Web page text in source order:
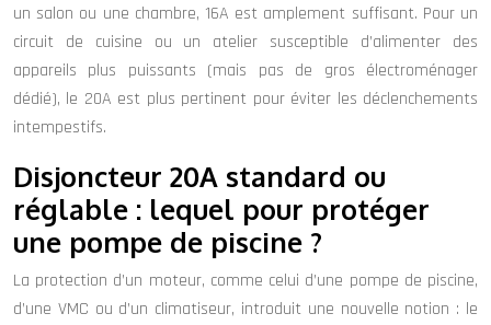
un salon ou une chambre, 16A est amplement suffisant. Pour un
circuit de cuisine ou un atelier susceptible d’alimenter des
appareils plus puissants (mais pas de gros électroménager
dédié), le 20A est plus pertinent pour éviter les déclenchements
intempestifs.
Disjoncteur 20A standard ou
réglable : lequel pour protéger
une pompe de piscine ?
La protection d’un moteur, comme celui d’une pompe de piscine,
d’une VMC ou d’un climatiseur, introduit une nouvelle notion : le